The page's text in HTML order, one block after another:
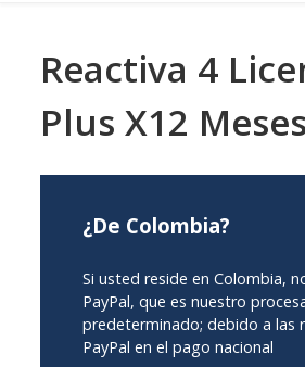
Reactiva 4
Plus X12
¿De Colombia?
Si usted reside en Colombia,
PayPal, que es nuestro
predeterminado; debido a las
PayPal en el pago nacional